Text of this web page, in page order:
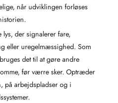
når udviklingen forløses
lys, der signalerer fare,
eller uregelmæssighed. Som
det til at gøre andre
før værre sker. Optræder
på arbejdspladser og i